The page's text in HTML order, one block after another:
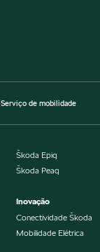
Serviço de mobilidade
Škoda Epiq
Škoda Peaq
Inovação
Conectividade Škoda
Mobilidade Elétrica